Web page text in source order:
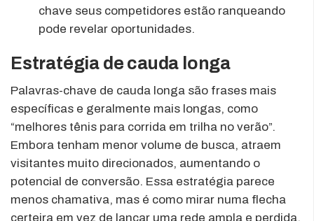
chave seus competidores estão ranqueando
pode revelar oportunidades.
Estratégia de cauda longa
Palavras-chave de cauda longa são frases mais
específicas e geralmente mais longas, como
“melhores tênis para corrida em trilha no verão”.
Embora tenham menor volume de busca, atraem
visitantes muito direcionados, aumentando o
potencial de conversão. Essa estratégia parece
menos chamativa, mas é como mirar numa flecha
certeira em vez de lançar uma rede ampla e perdida.